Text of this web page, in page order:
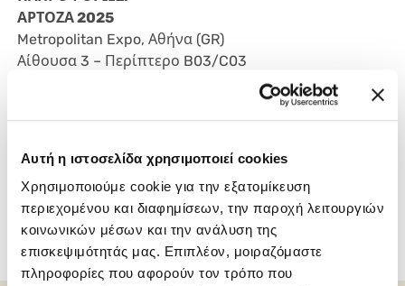
Αυτή η ιστοσελίδα χρησιμοποιεί cookies
Χρησιμοποιούμε cookie για την εξατομίκευση
περιεχομένου και διαφημίσεων, την παροχή λειτουργιών
κοινωνικών μέσων και την ανάλυση της
επισκεψιμότητάς μας. Επιπλέον, μοιραζόμαστε
πληροφορίες που αφορούν τον τρόπο που
ΑΡΤΟΖΑ 2025
Metropolitan Expo, Αθήνα (GR)
Αίθουσα 3 – Περίπτερο B03/C03
03/02/2025